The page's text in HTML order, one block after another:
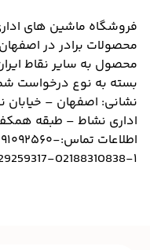
فروشگاه ماشین های
محصولات برادر در
محصول به سایر نقاط
بسته به نوع درخواست
اداری نشاط – طبقه
اطلاعات تماس:
1
02188310838-